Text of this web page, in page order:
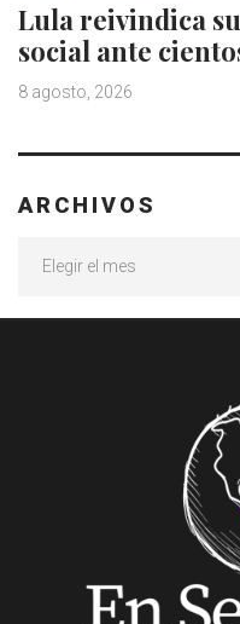
Lula reivindica
social ante
8 agosto, 2026
ARCHIVOS